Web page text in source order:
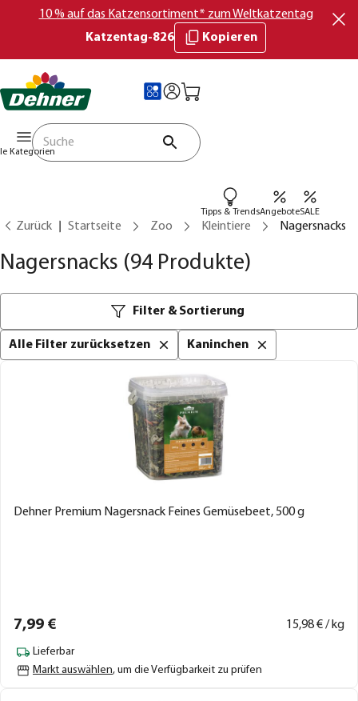
10 % auf das Katzensortiment* zum Weltkatzentag
Katzentag-826
Kopieren
Kategorien
Tipps & TrendsAngeboteSALE
Zurück Startseite Zoo Kleintiere Nagersnacks
Nagersnacks (94 Produkte)
Filter & Sortierung
Alle Filter zurücksetzen Kaninchen
Dehner Premium Nagersnack Feines Gemüsebeet, 500 g
7,99 € 15,98€ / kg
Lieferbar
Markt auswählen, um die Verfügbarkeit zu prüfen